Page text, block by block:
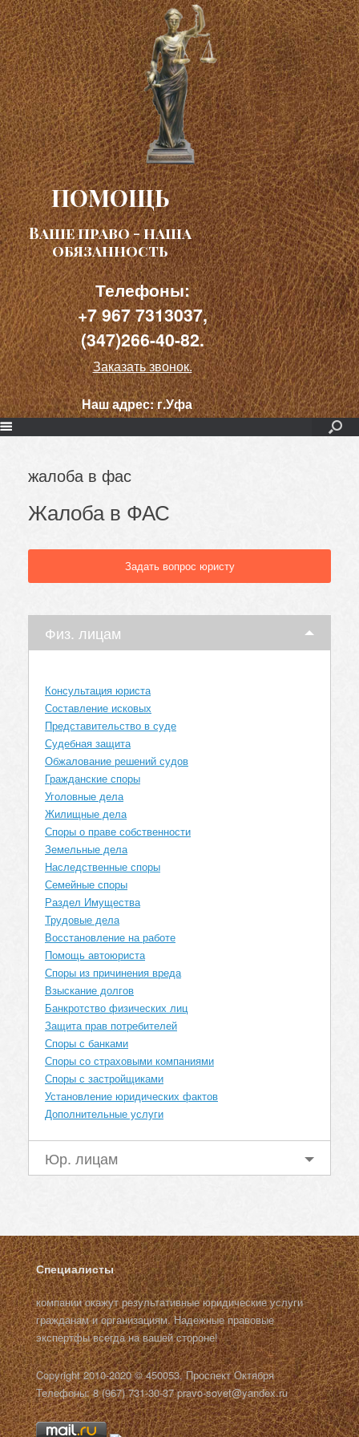
ПОМОЩЬ
Ваше право - наша
обязанность
Телефоны:
+7 967 7313037,
(347)266-40-82.
Заказать звонок.
Наш адрес:г.Уфа
жалоба в фас
Жалоба в ФАС
Задать вопрос юристу
Физ. лицам
Консультация юриста
Составление исковых
Представительство в суде
Судебная защита
Обжалование решений судов
Гражданские споры
Уголовные дела
Жилищные дела
Споры о праве собственности
Земельные дела
Наследственные споры
Семейные споры
Раздел Имущества
Трудовые дела
Восстановление на работе
Помощь автоюриста
Споры из причинения вреда
Взыскание долгов
Банкротство физических лиц
Защита прав потребителей
Споры с банками
Споры со страховыми компаниями
Споры с застройщиками
Установление юридических фактов
Дополнительные услуги
Юр. лицам
Специалисты
компании окажут результативные юридические услуги
гражданам и организациям. Надежные правовые
экспертфы всегда на вашей стороне!
Copyright 2010-2020 © 450053, Проспект Октября
Телефоны: 8 (967) 731-30-37 pravo-sovet@yandex.ru